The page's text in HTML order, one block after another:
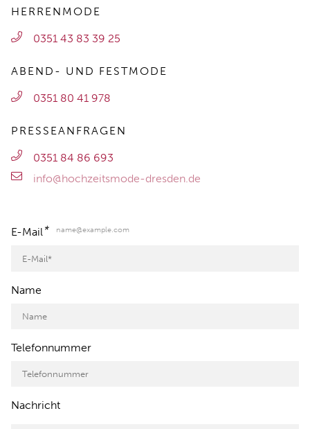
HERRENMODE
0351 43 83 39 25
ABEND- UND FESTMODE
0351 80 41 978
PRESSEANFRAGEN
0351 84 86 693
info@hochzeitsmode-dresden.de
E-Mail* name@example.com
Name
Telefonnummer
Nachricht